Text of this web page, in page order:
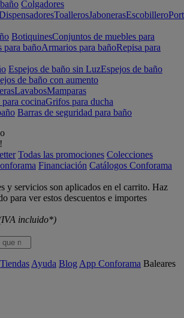
Colgadores
ToallerosJabonerasEscobillero
BotiquinesConjuntos de muebles para
para bañoArmarios para bañoRepisa para
Espejos de baño sin LuzEspejos de baño
de baño con aumento
LavabosMamparas
cocinaGrifos para ducha
Barras de seguridad para baño
Todas las promociones Colecciones
Financiación Catálogos Conforama
y servicios son aplicados en el carrito. Haz
para ver estos descuentos e importes
incluido*)
Tiendas Ayuda Blog App Conforama Baleares